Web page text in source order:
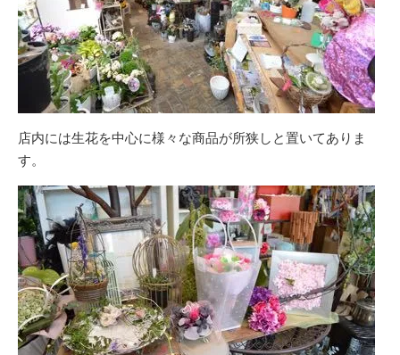
店内には生花を中心に様々な商品が所狭しと置いてありま
す。